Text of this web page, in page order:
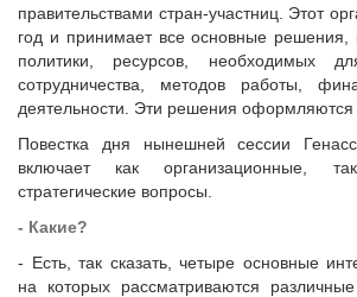
правительствами стран-участниц. Этот
год и принимает все основные
политики, ресурсов, необходимых
сотрудничества, методов работы,
деятельности. Эти решения оформляются
Повестка дня нынешней сессии
включает как организационные,
стратегические вопросы.
- Какие?
- Есть, так сказать, четыре основные
на которых рассматриваются